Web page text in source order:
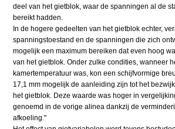
deel van het gietblok, waar de spanningen al de
bereikt hadden.
In de hogere gedeelten van het gietblok echter,
spanningstoestand en de spanningen die zich
mogelijk een maximum bereiken dat even hoog
van het gietblok. Onder zulke condities, wanneer
kamertemperatuur was, kon een schijfvormige
17,1 mm mogelijk de aanleiding zijn tot het
het gietblok. Deze waarde was hoger in
genoemd in de vorige alinea dankzij de
afkoeling."